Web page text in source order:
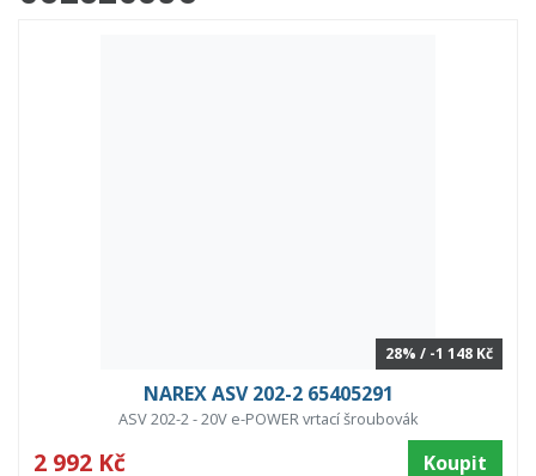
28% / -1 148 Kč
NAREX ASV 202-2 65405291
ASV 202-2 - 20V e-POWER vrtací šroubovák
2 992 Kč Koupit